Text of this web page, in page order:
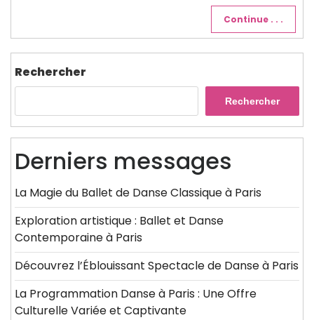
Continue . . .
Rechercher
Rechercher
Derniers messages
La Magie du Ballet de Danse Classique à Paris
Exploration artistique : Ballet et Danse
Contemporaine à Paris
Découvrez l’Éblouissant Spectacle de Danse à Paris
La Programmation Danse à Paris : Une Offre
Culturelle Variée et Captivante